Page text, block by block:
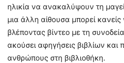
ηλικία να ανακαλύψουν τη
μια άλλη αίθουσα μπορεί
βλέποντας βίντεο με τη
ακούσει αφηγήσεις βιβλίων και
ανθρώπους στη βιβλιοθήκη.